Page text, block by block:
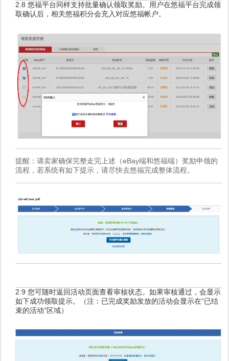
2.8 悠福平台同样支持批量确认领取奖励。用户在悠福平台完成领
取确认后，相关悠福积分会充入对应悠福帐户。
提醒：请卖家确保完整走完上述（eBay端和悠福端）奖励申领的
流程，若系统有如下提示，请尽快去悠福完成整体流程。
2.9 您可随时返回活动页面查看审核状态。如果审核通过，会显示
如下成功领取提示。（注：已完成奖励发放的活动会显示在“已结
束的活动”区域）